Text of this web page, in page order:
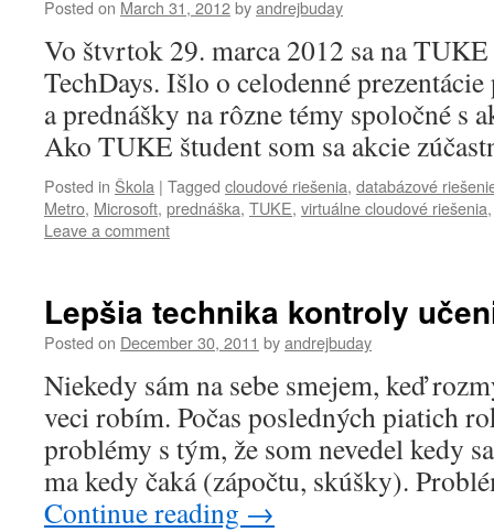
Posted on March 31, 2012byandrejbuday
Vo štvrtok 29. marca 2012 sa na
TechDays. Išlo o celodenné
a prednášky na rôzne témy spoločné s
Ako TUKE študent som sa akcie
Posted in Škola | Tagged cloudové riešenia, databázové
Metro, Microsoft, prednáška, TUKE, virtuálne cloudové riešenia
Leave a comment
Lepšia technika kontroly
Posted on December 30, 2011 byandrejbuday
Niekedy sám na sebe smejem, keď
veci robím. Počas posledných piatich
problémy s tým, že som nevedel kedy
ma kedy čaká (zápočtu, skúšky).
Continue reading →